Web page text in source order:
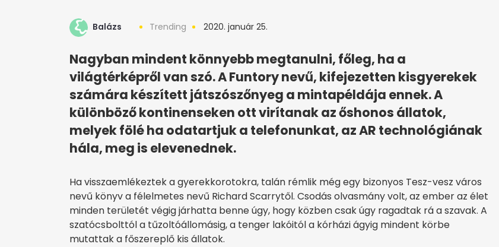
Balázs Trending 2020. január 25.
Nagyban mindent könnyebb megtanulni, főleg, ha a
világtérképről van szó. A Funtory nevű, kifejezetten kisgyerekek
számára készített játszószőnyeg a mintapéldája ennek. A
különböző kontinenseken ott virítanak az őshonos állatok,
melyek fölé ha odatartjuk a telefonunkat, az AR technológiának
hála, meg is elevenednek.
Ha visszaemlékeztek a gyerekkorotokra, talán rémlik még egy bizonyos Tesz-vesz város
nevű könyv a félelmetes nevű Richard Scarrytől. Csodás olvasmány volt, az ember az élet
minden területét végig járhatta benne úgy, hogy közben csak úgy ragadtak rá a szavak. A
szatócsbolttól a tűzoltóállomásig, a tenger lakóitól a kórházi ágyig mindent körbe
mutattak a főszereplő kis állatok.